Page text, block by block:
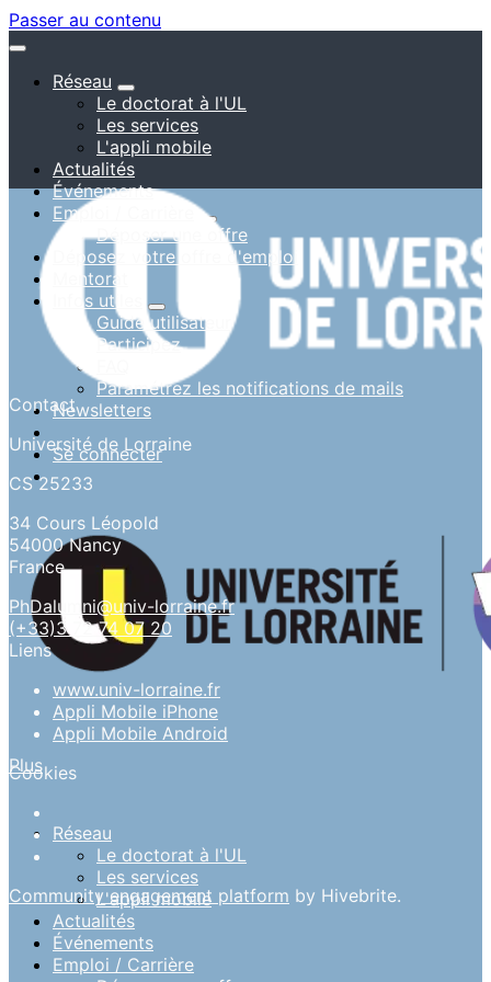
Passer au contenu
Réseau
Le doctorat à l'UL
Les services
L'appli mobile
Actualités
Événements
Emploi / Carrière
Déposer une offre
Déposez votre offre d'emploi
Mentorat
Infos utiles
Guide utilisateur
Participez
Paramétrez les notifications de mails
Newsletters
Se connecter
Plus
Réseau
Le doctorat à l'UL
Les services
L'appli mobile
Actualités
Événements
Emploi / Carrière
Contact
Université de Lorraine
CS 25233
34 Cours Léopold
54000 Nancy
France
PhDalumni@univ-lorraine.fr
(+33)3 72 74 07 20
Liens
www.univ-lorraine.fr
Appli Mobile iPhone
Appli Mobile Android
Cookies
Community engagement platform by Hivebrite.